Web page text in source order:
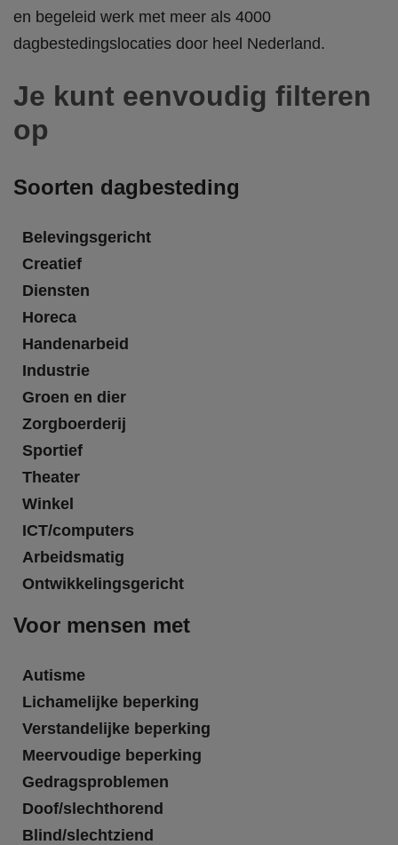
en begeleid werk met meer als 4000
dagbestedingslocaties door heel Nederland.
Je kunt eenvoudig filteren
op
Soorten dagbesteding
Belevingsgericht
Creatief
Diensten
Horeca
Handenarbeid
Industrie
Groen en dier
Zorgboerderij
Sportief
Theater
Winkel
ICT/computers
Arbeidsmatig
Ontwikkelingsgericht
Voor mensen met
Autisme
Lichamelijke beperking
Verstandelijke beperking
Meervoudige beperking
Gedragsproblemen
Doof/slechthorend
Blind/slechtziend